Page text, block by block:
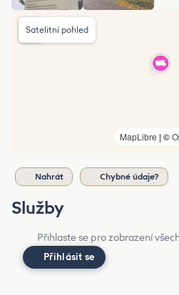
MapLibre | ©
Satelitní pohled
Nahrát Chybné údaje?
Služby
Přihlaste se pro zobrazení
Přihlásit se